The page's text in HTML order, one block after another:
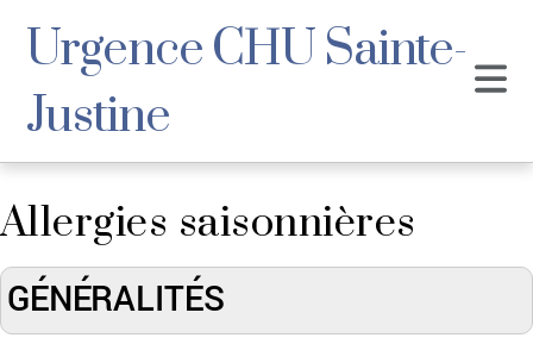
Urgence CHU Sainte-
Justine
Allergies saisonnières
GÉNÉRALITÉS